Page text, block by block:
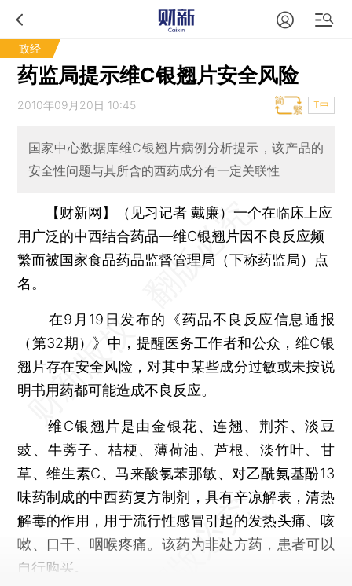
政经
药监局提示维C银翘片安全风险
2010年09月20日 10:45 T中
国家中心数据库维C银翘片病例分析提示，该产品的
安全性问题与其所含的西药成分有一定关联性
【财新网】（见习记者 戴廉）一个在临床上应
用广泛的中西结合药品—维C银翘片因不良反应频
繁而被国家食品药品监督管理局（下称药监局）点
名。
在9月19日发布的《药品不良反应信息通报
（第32期）》中，提醒医务工作者和公众，维C银
翘片存在安全风险，对其中某些成分过敏或未按说
明书用药都可能造成不良反应。
维C银翘片是由金银花、连翘、荆芥、淡豆
豉、牛蒡子、桔梗、薄荷油、芦根、淡竹叶、甘
草、维生素C、马来酸氯苯那敏、对乙酰氨基酚13
味药制成的中西药复方制剂，具有辛凉解表，清热
解毒的作用，用于流行性感冒引起的发热头痛、咳
嗽、口干、咽喉疼痛。该药为非处方药，患者可以
自行购买。